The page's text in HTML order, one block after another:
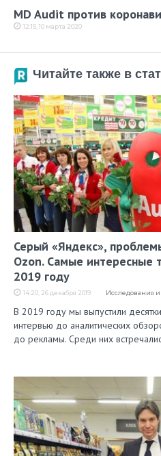
MD Audit против
12:15, 10 марта 2020
Читайте также в
Серый «Яндекс»,
Ozon. Самые интересные
2019 году
14:20, 26 декабря 2019 Исследования
В 2019 году мы выпустили
интервью до аналитических
до рекламы. Среди них